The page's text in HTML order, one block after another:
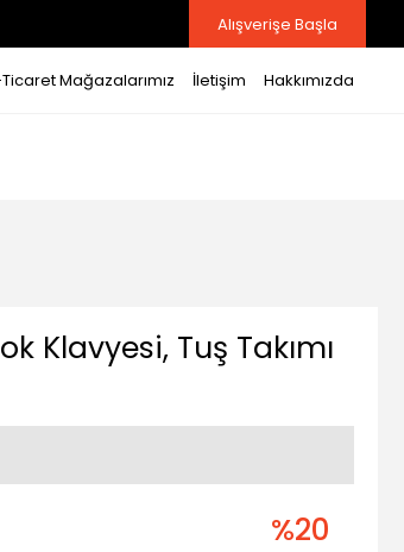
Alışverişe Başla
Mağazalarımız İletişim Hakkımızda
Klavyesi, Tuş Takımı
%20